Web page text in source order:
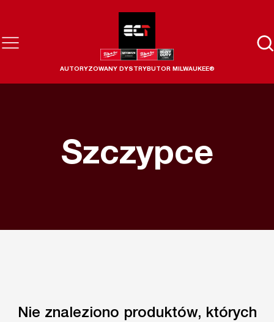
AUTORYZOWANY DYSTRYBUTOR MILWAUKEE®
Szczypce
Nie znaleziono produktów, których